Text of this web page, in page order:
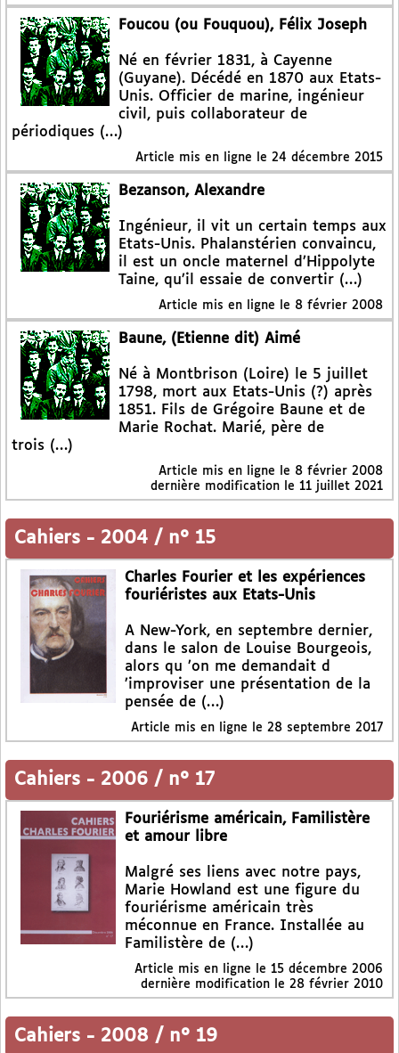
Foucou (ou Fouquou), Félix Joseph
Né en février 1831, à Cayenne
(Guyane). Décédé en 1870 aux Etats-
Unis. Officier de marine, ingénieur
civil, puis collaborateur de
périodiques (…)
Article mis en ligne le 24 décembre 2015
Bezanson, Alexandre
Ingénieur, il vit un certain temps aux
Etats-Unis. Phalanstérien convaincu,
il est un oncle maternel d’Hippolyte
Taine, qu’il essaie de convertir (…)
Article mis en ligne le 8 février 2008
Baune, (Etienne dit) Aimé
Né à Montbrison (Loire) le 5 juillet
1798, mort aux Etats-Unis (?) après
1851. Fils de Grégoire Baune et de
Marie Rochat. Marié, père de
trois (…)
Article mis en ligne le 8 février 2008
dernière modification le 11 juillet 2021
Cahiers - 2004 / n° 15
Charles Fourier et les expériences
fouriéristes aux Etats-Unis
A New-York, en septembre dernier,
dans le salon de Louise Bourgeois,
alors qu ’on me demandait d
’improviser une présentation de la
pensée de (…)
Article mis en ligne le 28 septembre 2017
Cahiers - 2006 / n° 17
Fouriérisme américain, Familistère
et amour libre
Malgré ses liens avec notre pays,
Marie Howland est une figure du
fouriérisme américain très
méconnue en France. Installée au
Familistère de (…)
Article mis en ligne le 15 décembre 2006
dernière modification le 28 février 2010
Cahiers - 2008 / n° 19